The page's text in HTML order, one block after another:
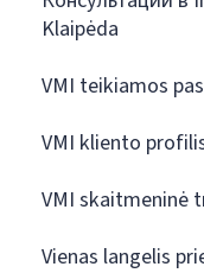
Klaipėda
VMI teikiamos
VMI kliento
VMI skaitmeninė
Vienas langelis